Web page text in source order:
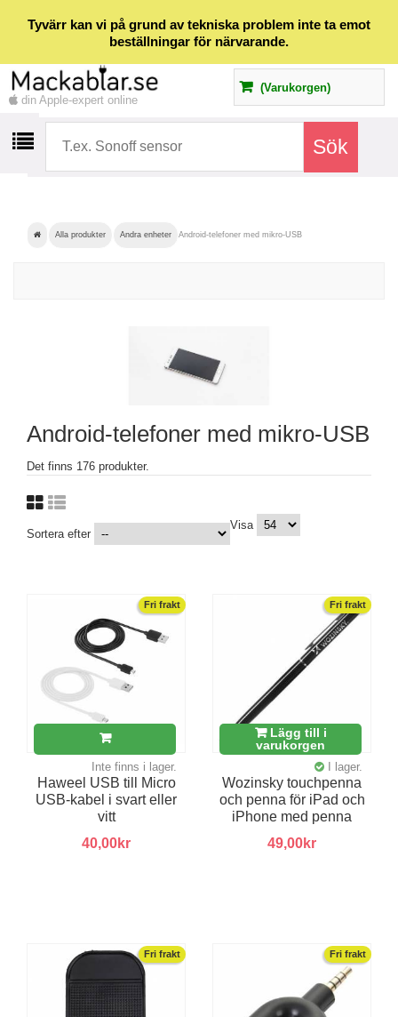
Tyvärr kan vi på grund av tekniska problem inte ta emot
beställningar för närvarande.
din Apple-expert online
(Varukorgen)
Alla produkter Andra enheter Android-telefoner med mikro-USB
Android-telefoner med mikro-USB
Det finns 176 produkter.
Sortera efter
Visa
Fri frakt
Inte finns i lager.
Haweel USB till Micro
USB-kabel i svart eller
vitt
40,00kr
Fri frakt
Lägg till i
varukorgen
I lager.
Wozinsky touchpenna
och penna för iPad och
iPhone med penna
49,00kr
Fri frakt Fri frakt